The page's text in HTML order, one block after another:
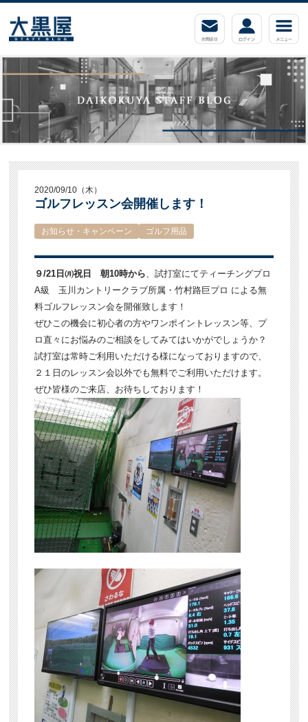
2020/09/10（木）
ゴルフレッスン会開催します！
お知らせ・キャンペーン ゴルフ用品
９/21日㈪祝日 朝10時から、試打室にてティーチングプロ
A級 玉川カントリークラブ所属・竹村路巨プロ による無
料ゴルフレッスン会を開催致します！
ぜひこの機会に初心者の方やワンポイントレッスン等、プ
ロ直々にお悩みのご相談をしてみてはいかがでしょうか？
試打室は常時ご利用いただける様になっておりますので、
２１日のレッスン会以外でも無料でご利用いただけます。
ぜひ皆様のご来店、お待ちしております！